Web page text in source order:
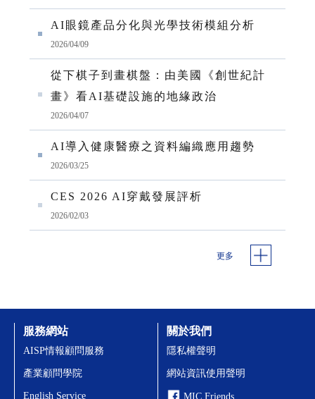
AI眼鏡產品分化與光學技術模組分析
2026/04/09
從下棋子到畫棋盤：由美國《創世紀計
畫》看AI基礎設施的地緣政治
2026/04/07
AI導入健康醫療之資料編織應用趨勢
2026/03/25
CES 2026 AI穿戴發展評析
2026/02/03
更多
服務網站
AISP情報顧問服務
產業顧問學院
English Service
關於我們
隱私權聲明
網站資訊使用聲明
MIC Friends